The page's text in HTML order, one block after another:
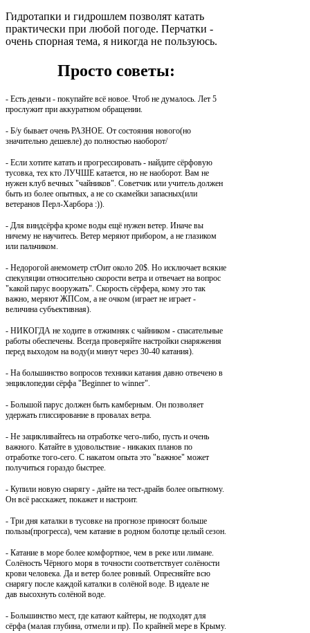
Гидротапки и гидрошлем позволят катать
практически при любой погоде. Перчатки -
очень спорная тема, я никогда не пользуюсь.
Просто советы:
- Есть деньги - покупайте всё новое. Чтоб не думалось. Лет 5
прослужит при аккуратном обращении.
- Б/у бывает очень РАЗНОЕ. От состояния нового(но
значительно дешевле) до полностью наоборот/
- Если хотите катать и прогрессировать - найдите сёрфовую
тусовка, тех кто ЛУЧШЕ катается, но не наоборот. Вам не
нужен клуб вечных "чайников". Советчик или учитель должен
быть из более опытных, а не со скамейки запасных(или
ветеранов Перл-Харбора :)).
- Для виндсёрфа кроме воды ещё нужен ветер. Иначе вы
ничему не научитесь. Ветер меряют прибором, а не глазиком
или пальчиком.
- Недорогой анемометр стОит около 20$. Но исключает всякие
спекуляции относительно скорости ветра и отвечает на вопрос
"какой парус вооружать". Скорость сёрфера, кому это так
важно, меряют ЖПСом, а не очком (играет не играет -
величина субъективная).
- НИКОГДА не ходите в отжимняк с чайником - спасательные
работы обеспечены. Всегда проверяйте настройки снаряжения
перед выходом на воду(и минут через 30-40 катания).
- На большинство вопросов техники катания давно отвечено в
энциклопедии сёрфа "Beginner to winner".
- Большой парус должен быть камберным. Он позволяет
удержать глиссирование в провалах ветра.
- Не зацикливайтесь на отработке чего-либо, пусть и очень
важного. Катайте в удовольствие - никаких планов по
отработке того-сего. С накатом опыта это "важное" может
получиться гораздо быстрее.
- Купили новую снарягу - дайте на тест-драйв более опытному.
Он всё расскажет, покажет и настроит.
- Три дня каталки в тусовке на прогнозе приносят больше
пользы(прогресса), чем катание в родном болотце целый сезон.
- Катание в море более комфортное, чем в реке или лимане.
Солёность Чёрного моря в точности соответствует солёности
крови человека. Да и ветер более ровный. Опресняйте всю
снарягу после каждой каталки в солёной воде. В идеале не
дав высохнуть солёной воде.
- Большинство мест, где катают кайтеры, не подходят для
сёрфа (малая глубина, отмели и пр). По крайней мере в Крыму.